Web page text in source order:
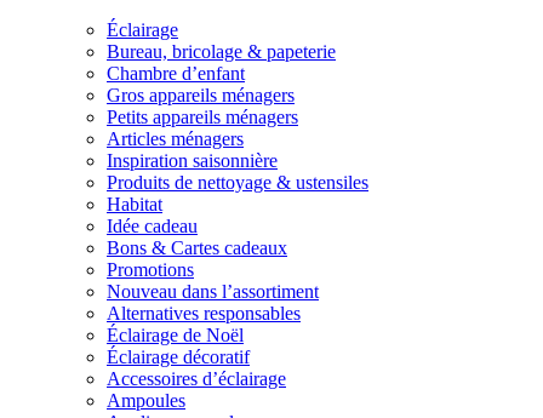
Éclairage
Bureau, bricolage & papeterie
Chambre d’enfant
Gros appareils ménagers
Petits appareils ménagers
Articles ménagers
Inspiration saisonnière
Produits de nettoyage & ustensiles
Habitat
Idée cadeau
Bons & Cartes cadeaux
Promotions
Nouveau dans l’assortiment
Alternatives responsables
Éclairage de Noël
Éclairage décoratif
Accessoires d’éclairage
Ampoules